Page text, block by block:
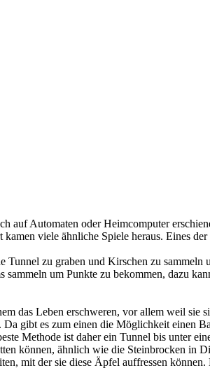
auf Automaten oder Heimcomputer
viele ähnliche Spiele heraus. Eines
zu graben und Kirschen zu
um Punkte zu bekommen, dazu
das Leben erschweren, vor allem weil
gibt es zum einen die Möglichkeit einen
Methode ist daher ein Tunnel bis unter
können, ähnlich wie die Steinbrocken in
mit der sie diese Äpfel auffressen